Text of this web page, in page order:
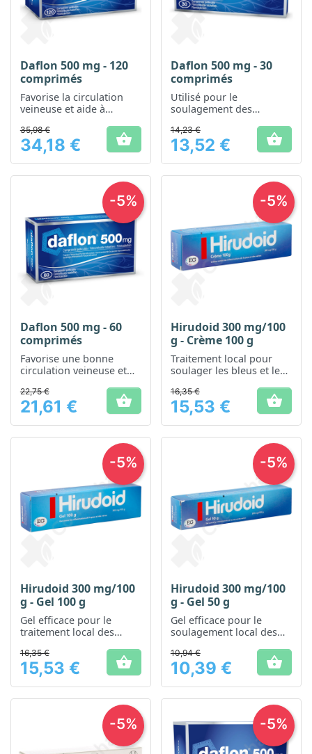
Daflon 500 mg - 120
comprimés
Favorise la circulation
veineuse et aide à
jambes lourdes
Prix
35,98 €
34,18 € 
Daflon 500 mg - 30
comprimés
Utilisé pour le
soulagement des
troubles de la circulation
veineuse
Prix
14,23 €
13,52 € 
Daflon 500 mg - 60
comprimés
Favorise une bonne
circulation veineuse et
jambes lourdes
Prix
22,75 €
21,61 € 
-5%
Hirudoid 300 mg/100
g - Crème 100 g
Traitement local pour
soulager les bleus et les
Prix
16,35 €
15,53 € 
-5%
Hirudoid 300 mg/100
g - Gel 100 g
Gel efficace pour le
traitement local des
gonflements
Prix
16,35 €
15,53 € 
-5%
Hirudoid 300 mg/100
g - Gel 50 g
Gel efficace pour le
soulagement local des
et de gonflements
Prix
10,94 €
10,39 € 
-5%
-5% -5%